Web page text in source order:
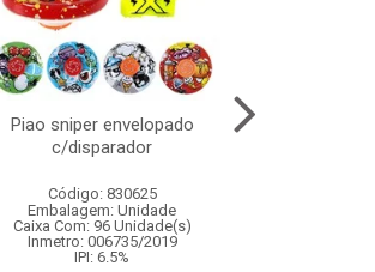
Piao sniper envelopado
c/disparador
Código: 830625
Embalagem: Unidade
Caixa Com: 96 Unidade(s)
Inmetro: 006735/2019
IPI: 6.5%